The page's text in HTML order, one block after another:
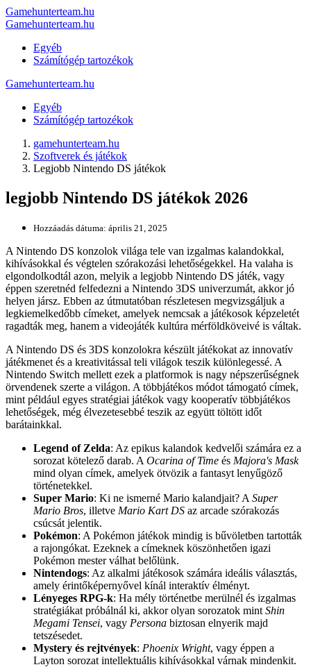
Gamehunterteam.hu
Gamehunterteam.hu
Egyéb
Számítógép tartozékok
Gamehunterteam.hu
Egyéb
Számítógép tartozékok
gamehunterteam.hu
Szoftverek és játékok
Legjobb Nintendo DS játékok
legjobb Nintendo DS játékok 2026
Hozzáadás dátuma: április 21, 2025
A Nintendo DS konzolok világa tele van izgalmas kalandokkal,
kihívásokkal és végtelen szórakozási lehetőségekkel. Ha valaha is
elgondolkodtál azon, melyik a legjobb Nintendo DS játék, vagy
éppen szeretnéd felfedezni a Nintendo 3DS univerzumát, akkor jó
helyen jársz. Ebben az útmutatóban részletesen megvizsgáljuk a
legkiemelkedőbb címeket, amelyek nemcsak a játékosok képzeletét
ragadták meg, hanem a videojáték kultúra mérföldköveivé is váltak.
A Nintendo DS és 3DS konzolokra készült játékokat az innovatív
játékmenet és a kreativitással teli világok teszik különlegessé. A
Nintendo Switch mellett ezek a platformok is nagy népszerűségnek
örvendenek szerte a világon. A többjátékos módot támogató címek,
mint például egyes stratégiai játékok vagy kooperatív többjátékos
lehetőségek, még élvezetesebbé teszik az együtt töltött időt
barátainkkal.
Legend of Zelda: Az epikus kalandok kedvelői számára ez a
sorozat kötelező darab. A Ocarina of Time és Majora's Mask
mind olyan címek, amelyek ötvözik a fantasyt lenyűgöző
történetekkel.
Super Mario: Ki ne ismerné Mario kalandjait? A Super
Mario Bros, illetve Mario Kart DS az arcade szórakozás
csúcsát jelentik.
Pokémon: A Pokémon játékok mindig is bűvöletben tartották
a rajongókat. Ezeknek a címeknek köszönhetően igazi
Pokémon mester válhat belőlünk.
Nintendogs: Az alkalmi játékosok számára ideális választás,
amely érintőképernyővel kínál interaktív élményt.
Lényeges RPG-k: Ha mély történetbe merülnél és izgalmas
stratégiákat próbálnál ki, akkor olyan sorozatok mint Shin
Megami Tensei, vagy Persona biztosan elnyerik majd
tetszésedet.
Mystery és rejtvények: Phoenix Wright, vagy éppen a
Layton sorozat intellektuális kihívásokkal várnak mindenkit.